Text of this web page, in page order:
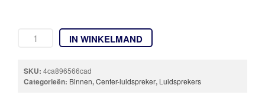
IN WINKELMAND
SKU: 4ca896566cad
Categorieën: Binnen,Center-luidspreker, Luidsprekers